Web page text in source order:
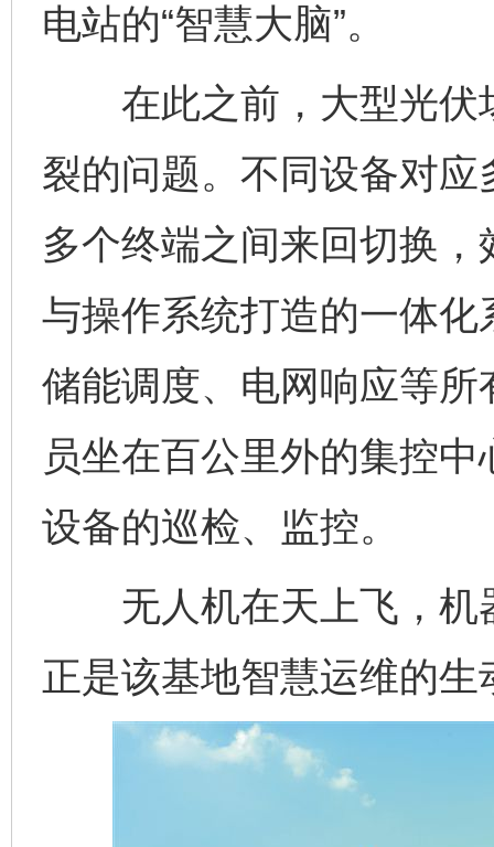
电站的“智慧大脑”。
在此之前，大型光伏
裂的问题。不同设备对
多个终端之间来回切换
与操作系统打造的一体
储能调度、电网响应等
员坐在百公里外的集控
设备的巡检、监控。
无人机在天上飞，机
正是该基地智慧运维的生